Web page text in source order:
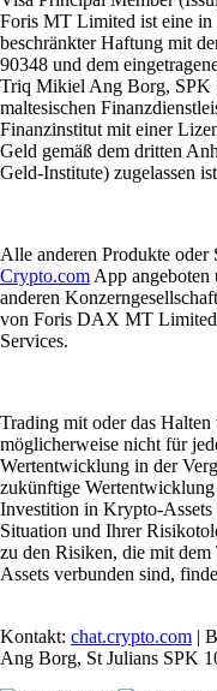
Foris MT Limited ist eine in
beschränkter Haftung mit
90348 und dem
Triq Mikiel Ang Borg, SPK
maltesischen
Finanzinstitut mit einer
Geld gemäß dem dritten
Geld-Institute) zugelassen
Alle anderen Produkte oder
Crypto.com App angeboten
anderen
von Foris DAX MT
Services.
Trading mit oder das
möglicherweise nicht für
Wertentwicklung in der
zukünftige
Investition in Krypto-Assets
Situation und Ihrer
zu den Risiken, die mit
Assets verbunden sind,
Kontakt: chat.crypto.com |
Ang Borg, St Julians SPK